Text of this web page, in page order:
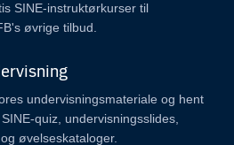
SINE-instruktørkurser til
øvrige tilbud.
undervisningsmateriale og hent
quiz, undervisningsslides,
øvelseskataloger.